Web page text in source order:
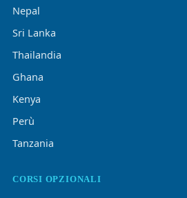
Nepal
Sri Lanka
Thailandia
Ghana
Kenya
Perù
Tanzania
CORSI OPZIONALI